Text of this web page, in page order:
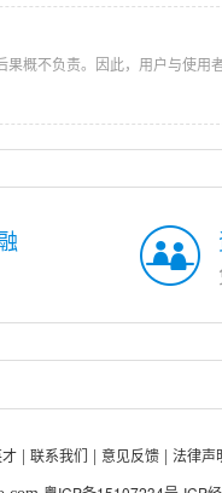
概不负责。因此，用户与使用
联系我们 意见反馈 法律声